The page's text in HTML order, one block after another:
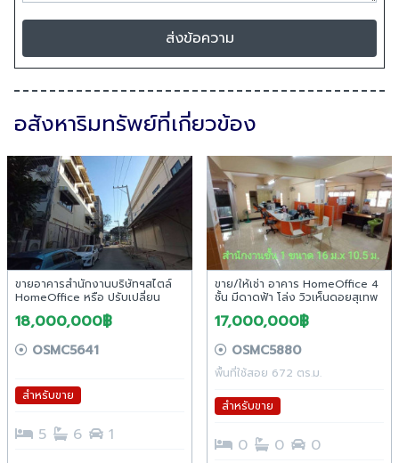
ส่งข้อความ
อสังหาริมทรัพย์ที่เกี่ยวข้อง
ขายอาคารสำนักงานบริษัทฯสไตล์
HomeOffice หรือ ปรับเปลี่ยน
โรงเรียนสอนภาษา สถานบันศึกษา
ต่างๆได้หลากหลายอย่าง
18,000,000฿
OSMC5641
สำหรับขาย
5 6 1
ขาย/ให้เช่า อาคาร HomeOffice 4
ชั้น มีดาดฟ้า โล่ง วิวเห็นดอยสุเทพ
ชัดเจน โซนเจ็ดยอด เชียงใหม่
17,000,000฿
OSMC5880
พื้นที่ใช้สอย 672 ตร.ม.
สำหรับขาย
0 0 0